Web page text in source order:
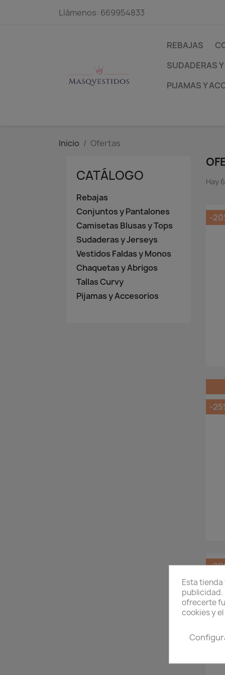
Llámenos: 669954833
REBAJAS
SUDADERAS
PIJAMAS Y
Inicio Ofertas
CATÁLOGO
Rebajas
Conjuntos y Pantalones
Camisetas Blusas y Tops
Sudaderas y Jerseys
Vestidos Faldas y Monos
Chaquetas y Abrigos
Tallas Curvy
Pijamas y Accesorios
Hay
-
-
-
Esta
publicidad.
ofrecerte
cookies y